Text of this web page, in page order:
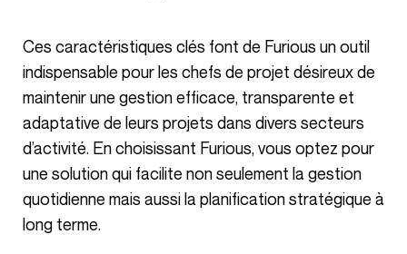
Ces caractéristiques clés font de Furious un outil
indispensable pour les chefs de projet désireux de
maintenir une gestion efficace, transparente et
adaptative de leurs projets dans divers secteurs
d’activité. En choisissant Furious, vous optez pour
une solution qui facilite non seulement la gestion
quotidienne mais aussi la planification stratégique à
long terme.